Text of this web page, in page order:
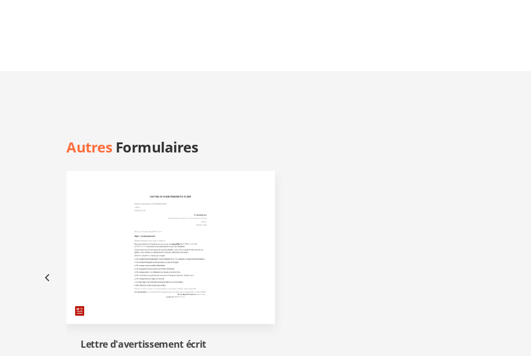
Autres Formulaires
Lettre d'avertissement écrit